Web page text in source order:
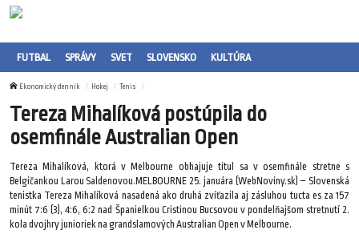
FUTBAL SPRÁVY SVET SLOVENSKO KULTÚRA
Ekonomický denník Hokej Tenis
Tereza Mihalíková postúpila do
osemfinále Australian Open
Tereza Mihalíková, ktorá v Melbourne obhajuje titul sa v osemfinále stretne s
Belgičankou Larou Saldenovou.MELBOURNE 25. januára (WebNoviny.sk) – Slovenská
tenistka Tereza Mihalíková nasadená ako druhá zvíťazila aj zásluhou tucta es za 157
minút 7:6 (3), 4:6, 6:2 nad Španielkou Cristinou Bucsovou v pondelňajšom stretnutí 2.
kola dvojhry junioriek na grandslamových Australian Open v Melbourne.